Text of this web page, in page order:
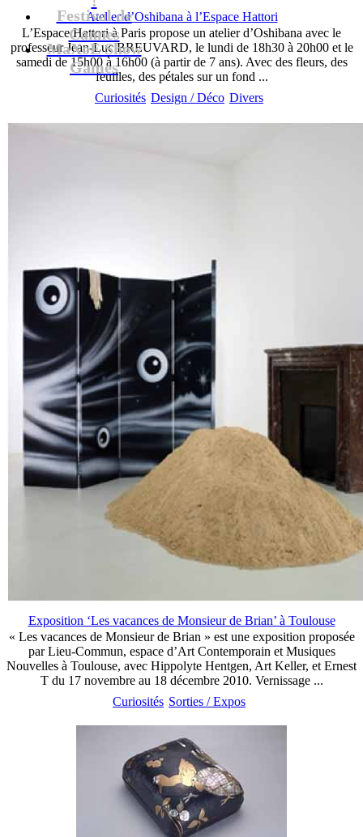
Festival de
Cannes
MaXoE Show
Games
Atelier d’Oshibana à l’Espace Hattori
L’Espace Hattori à Paris propose un atelier d’Oshibana avec le
professeur Jean-Luc BREUVARD, le lundi de 18h30 à 20h00 et le
samedi de 15h00 à 16h00 (à partir de 7 ans). Avec des fleurs, des
feuilles, des pétales sur un fond ...
Curiosités Design / Déco Divers
Exposition ‘Les vacances de Monsieur de Brian’ à Toulouse
« Les vacances de Monsieur de Brian » est une exposition proposée
par Lieu-Commun, espace d’Art Contemporain et Musiques
Nouvelles à Toulouse, avec Hippolyte Hentgen, Art Keller, et Ernest
T du 17 novembre au 18 décembre 2010. Vernissage ...
Curiosités Sorties / Expos